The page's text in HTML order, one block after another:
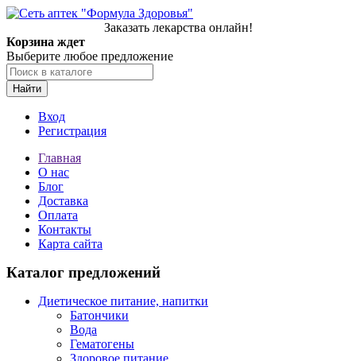
Заказать лекарства онлайн!
Корзина ждет
Выберите любое предложение
Найти
Вход
Регистрация
Главная
О нас
Блог
Доставка
Оплата
Контакты
Карта сайта
Каталог предложений
Диетическое питание, напитки
Батончики
Вода
Гематогены
Здоровое питание